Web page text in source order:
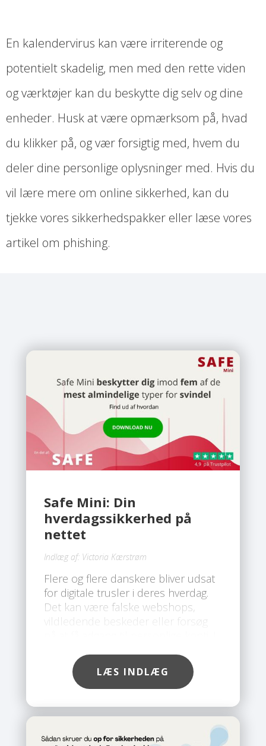
En kalendervirus kan være irriterende og
potentielt skadelig, men med den rette viden
og værktøjer kan du beskytte dig selv og dine
enheder. Husk at være opmærksom på, hvad
du klikker på, og vær forsigtig med, hvem du
deler dine personlige oplysninger med. Hvis du
vil lære mere om online sikkerhed, kan du
tjekke vores sikkerhedspakker eller læse vores
artikel om phishing.
Safe Mini: Din
hverdagssikkerhed på
nettet
Indlæg af: Victoria Kærstrøm
Flere og flere danskere bliver udsat
for digitale trusler i deres hverdag.
Det kan være falske webshops,
vildledende beskeder eller forsøg
mere avancerede, er der behov for
en løsning, der giver en mere
omfattende beskyttelse end klassisk
antivirus. Her skiller Safe Mini sig ud.
LÆS INDLÆG